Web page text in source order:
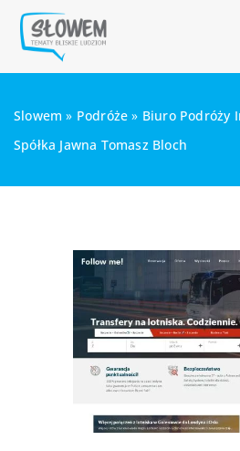
Slowem » Podróże » Biuro Podróży
Spółka Jawna Tomasz Bloch